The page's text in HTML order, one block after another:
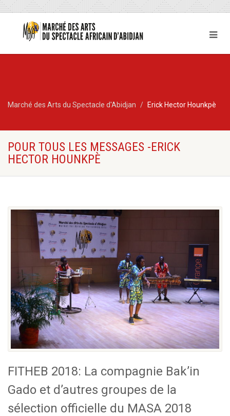
Marché des Arts du Spectacle d'Abidjan Erick Hector Hounkpè
POUR TOUS LES MESSAGES -ERICK
HECTOR HOUNKPÈ
FITHEB 2018: La compagnie Bak’in
Gado et d’autres groupes de la
sélection officielle du MASA 2018